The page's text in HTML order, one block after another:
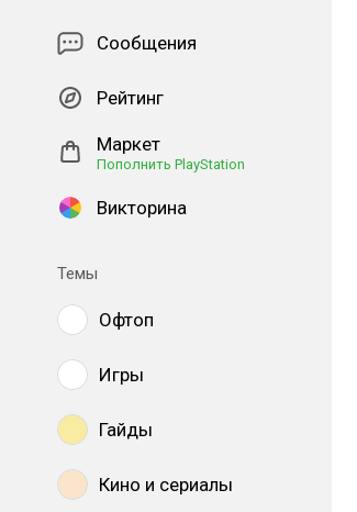
Сообщения
Рейтинг
Маркет
Пополнить PlayStation
Викторина
Темы
Офтоп
Игры
Гайды
Кино и сериалы